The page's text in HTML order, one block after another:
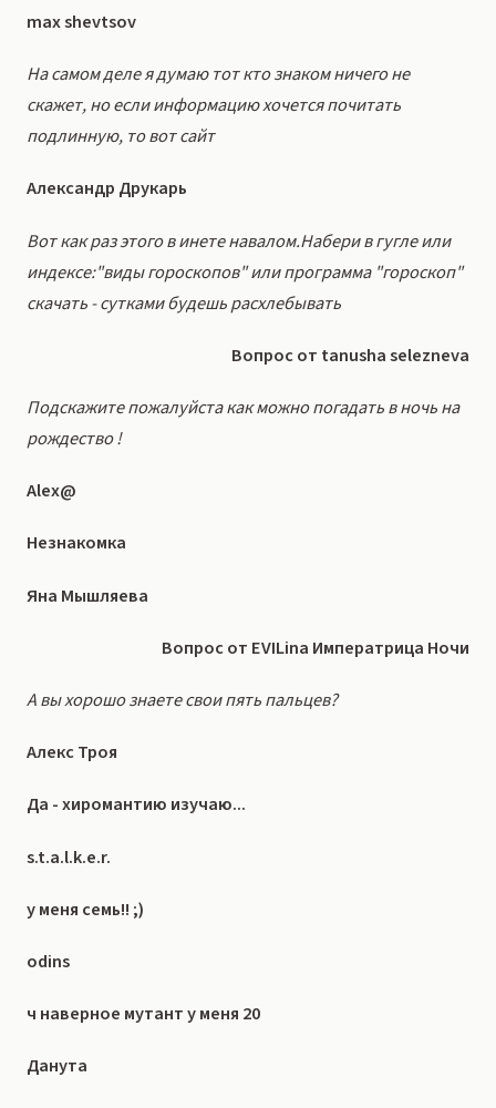
max shevtsov
На самом деле я думаю тот кто знаком ничего не
скажет, но если информацию хочется почитать
подлинную, то вот сайт
Александр Друкарь
Вот как раз этого в инете навалом.Набери в гугле или
индексе:"виды гороскопов" или программа "гороскоп"
скачать - сутками будешь расхлебывать
Вопрос от tanusha selezneva
Подскажите пожалуйста как можно погадать в ночь на
рождество !
Alex@
Незнакомка
Яна Мышляева
Вопрос от EVILina Императрица Ночи
А вы хорошо знаете свои пять пальцев?
Алекс Троя
Да - хиромантию изучаю...
s.t.a.l.k.e.r.
у меня семь!! ;)
odins
ч наверное мутант у меня 20
Данута